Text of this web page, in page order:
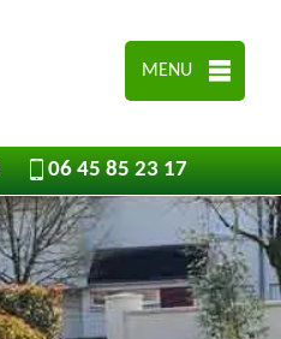
MENU
06 45 85 23 17